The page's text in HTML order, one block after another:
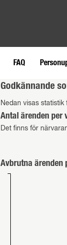
FAQ
Godkännande
Nedan visas
Antal ärenden per
Det finns för
Avbrutna ärenden